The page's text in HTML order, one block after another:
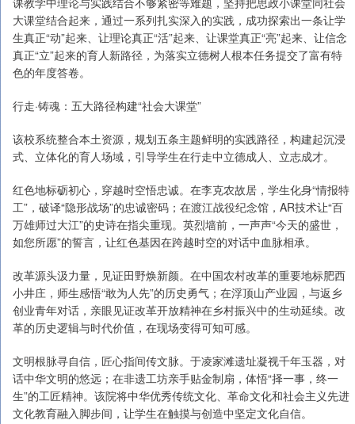
大课堂结合起来，通过一系列扎实深入的实践，成功探索出一条让学
生真正“动”起来、让理论真正“活”起来、让课堂真正“亮”起来、让信念
真正“立”起来的育人新路径，为落实立德树人根本任务提交了富有特
色的年度答卷。
行走·铸魂：五大路径构建“社会大课堂”
该校系统整合本土资源，规划五条主题鲜明的实践路径，构建起沉浸
式、立体化的育人场域，引导学生在行走中立德成人、立志成才。
红色地标砺初心，穿越时空悟忠诚。在李克农故居，学生化身“情报特
工”，破译“隐形战场”的忠诚密码；在渡江战役纪念馆，AR技术让“百
万雄师过大江”的史诗在指尖重现。英烈墙前，一声声“今天的盛世，
如您所愿”的誓言，让红色基因在跨越时空的对话中血脉相承。
改革源头汲力量，见证田野焕新颜。在中国农村改革的重要地标肥西
小井庄，师生感悟“敢为人先”的历史勇气；在浮顶山产业园，与返乡
创业青年对话，亲眼见证改革开放精神在乡村振兴中的生动延续。改
革的历史逻辑与时代价值，在现场变得可知可感。
文明根脉寻自信，匠心指间传文脉。于凌家滩遗址凝视千年玉器，对
话中华文明的悠远；在非遗工坊亲手贴金制扇，体悟“择一事，终一
生”的工匠精神。该院将中华优秀传统文化、革命文化和社会主义先进
文化教育融入脚步间，让学生在触摸与创造中坚定文化自信。